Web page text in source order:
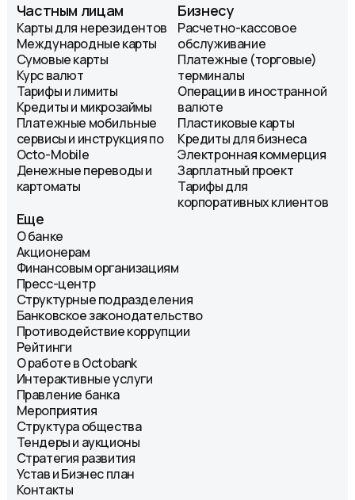
Частным лицам
Карты для нерезидентов
Международные карты
Сумовые карты
Курс валют
Тарифы и лимиты
Кредиты и микрозаймы
Платежные мобильные
сервисы и инструкция по
Octo-Mobile
Денежные переводы и
картоматы
Бизнесу
Расчетно-кассовое
обслуживание
Платежные (торговые)
терминалы
Операции в иностранной
валюте
Пластиковые карты
Кредиты для бизнеса
Электронная коммерция
Зарплатный проект
Тарифы для
корпоративных клиентов
Еще
О банке
Акционерам
Финансовым организациям
Пресс-центр
Структурные подразделения
Банковское законодательство
Противодействие коррупции
Рейтинги
О работе в Octobank
Интерактивные услуги
Правление банка
Мероприятия
Структура общества
Тендеры и аукционы
Стратегия развития
Устав и Бизнес план
Контакты